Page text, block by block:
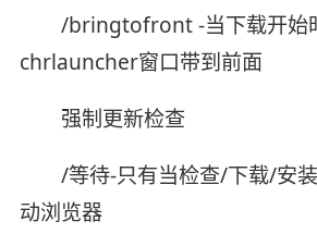
/bringtofront -当下载开始
chrlauncher窗口带到前面
强制更新检查
/等待-只有当检查/下载/安装
动浏览器